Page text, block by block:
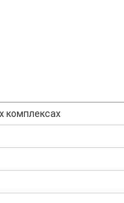
комплексах